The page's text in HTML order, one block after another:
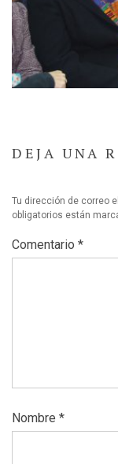
DEJA UNA
Tu dirección de correo
obligatorios están
Comentario *
Nombre *